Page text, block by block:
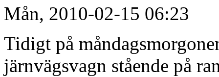
Mån, 2010-02-15 06:23
Tidigt på
järnvägsvagn stående på